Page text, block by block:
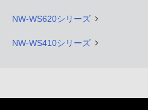
NW-WS620シリーズ
NW-WS410シリーズ